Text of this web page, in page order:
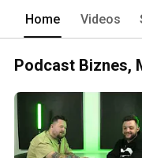
Home Videos
Podcast Biznes,